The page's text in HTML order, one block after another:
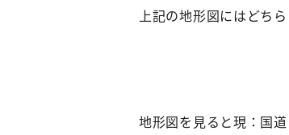
上記の地形図にはどち
地形図を見ると現：国道